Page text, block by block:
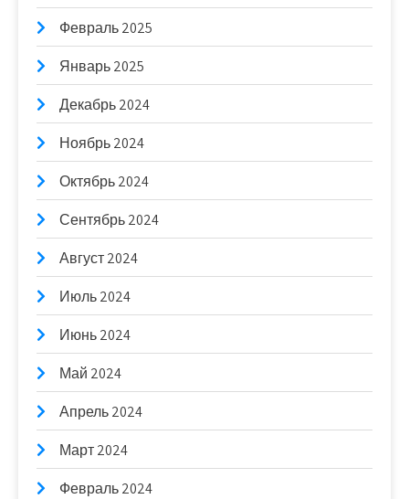
Февраль 2025
Январь 2025
Декабрь 2024
Ноябрь 2024
Октябрь 2024
Сентябрь 2024
Август 2024
Июль 2024
Июнь 2024
Май 2024
Апрель 2024
Март 2024
Февраль 2024